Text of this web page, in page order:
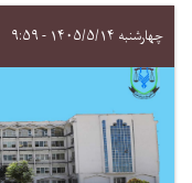
چهارشنبه ۱۴۰۵/۵/۱۴ - ۹:۵۹